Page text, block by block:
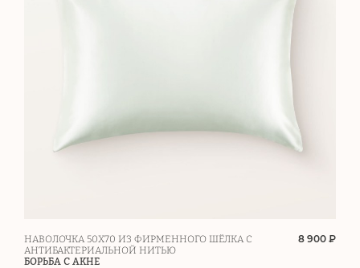
НАВОЛОЧКА 50Х70 ИЗ ФИРМЕННОГО ШЁЛКА С
АНТИБАКТЕРИАЛЬНОЙ НИТЬЮ
БОРЬБА С АКНЕ
8 900 ₽